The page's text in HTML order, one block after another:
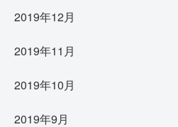
2019年12月
2019年11月
2019年10月
2019年9月